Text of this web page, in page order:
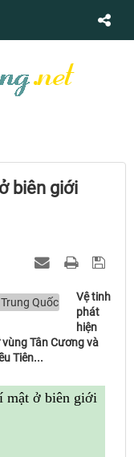
biên giới
Vệ tinh
phát
hiện
Tân Cương và
Tiên...